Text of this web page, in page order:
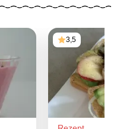
3,5